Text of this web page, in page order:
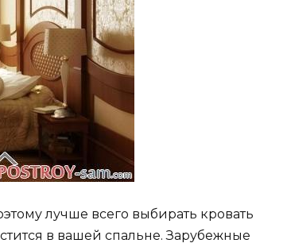
лучше всего выбирать кровать
в вашей спальне. Зарубежные